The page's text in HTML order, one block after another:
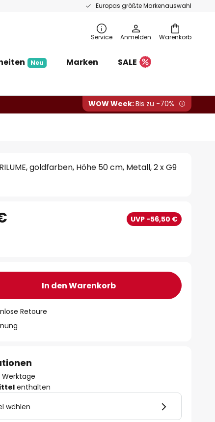
Europas größte Markenauswahl
Warenkorb
Service Anmelden
Neu Marken
SALE
WOW Week:Bis zu -70%
goldfarben, Höhe 50 cm, Metall, 2 x G9
UVP -56,50 €
In den Warenkorb
Retoure
Werktage
enthalten
wählen